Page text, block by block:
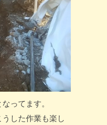
ってます。
した作業も楽し